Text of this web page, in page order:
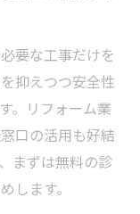
要な工事だけを
抑えつつ安全性
。リフォーム業
口の活用も好結
まずは無料の診
します。